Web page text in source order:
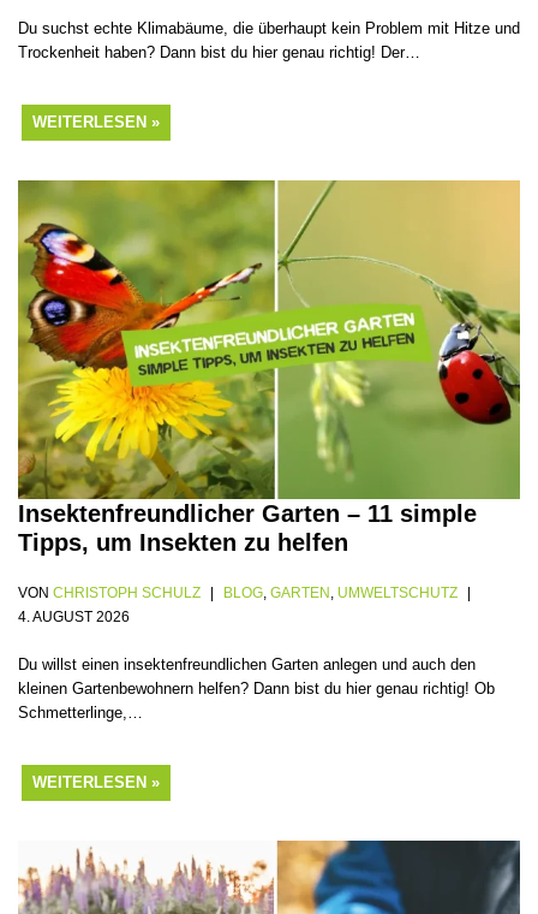
Du suchst echte Klimabäume, die überhaupt kein Problem mit Hitze und
Trockenheit haben? Dann bist du hier genau richtig! Der…
WEITERLESEN »
Insektenfreundlicher Garten – 11 simple
Tipps, um Insekten zu helfen
VON CHRISTOPH SCHULZ BLOG GARTEN
UMWELTSCHUTZ
4. AUGUST 2026
Du willst einen insektenfreundlichen Garten anlegen und auch den
kleinen Gartenbewohnern helfen? Dann bist du hier genau richtig! Ob
Schmetterlinge,…
WEITERLESEN »